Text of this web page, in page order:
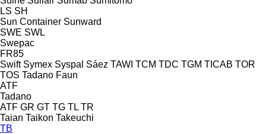
LS SH
Sun Container Sunward
SWE SWL
Swepac
FR85
Swift Symex Syspal Sáez TAWI TCM TDC TGM TICAB TOR
TOS Tadano Faun
ATF
Tadano
ATF GR GT TG TL TR
Taian Taikon Takeuchi
TB